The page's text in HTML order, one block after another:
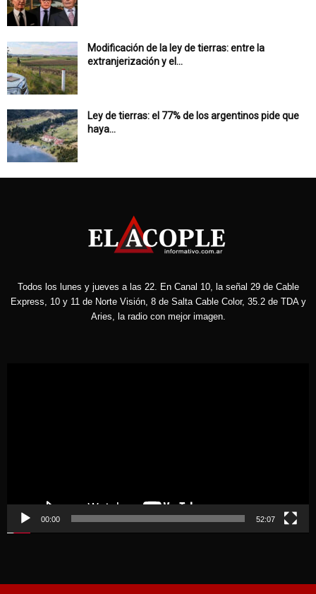
Modificación de la ley de tierras: entre la
extranjerización y el...
Ley de tierras: el 77% de los argentinos pide que
haya...
Todos los lunes y jueves a las 22. En Canal 10, la señal 29 de Cable
Express, 10 y 11 de Norte Visión, 8 de Salta Cable Color, 35.2 de TDA y
Aries, la radio con mejor imagen.
00:00 52:07